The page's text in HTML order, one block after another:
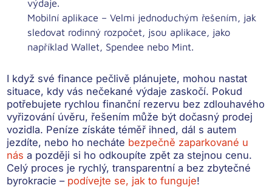
výdaje.
Mobilní aplikace – Velmi jednoduchým řešením, jak
sledovat rodinný rozpočet, jsou aplikace, jako
například Wallet, Spendee nebo Mint.
I když své finance pečlivě plánujete, mohou nastat
situace, kdy vás nečekané výdaje zaskočí. Pokud
potřebujete rychlou finanční rezervu bez zdlouhavého
vyřizování úvěru, řešením může být dočasný prodej
vozidla. Peníze získáte téměř ihned, dál s autem
jezdíte, nebo ho necháte bezpečně zaparkované u
nás a později si ho odkoupíte zpět za stejnou cenu.
Celý proces je rychlý, transparentní a bez zbytečné
byrokracie – podívejte se, jak to funguje!